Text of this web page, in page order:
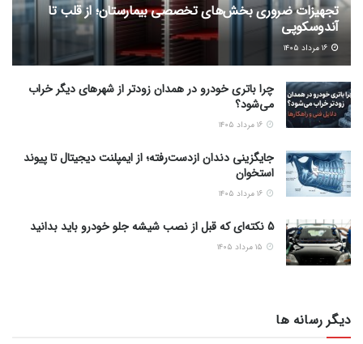
تجهیزات ضروری بخش‌های تخصصی بیمارستان؛ از قلب تا
آندوسکوپی
چرا باتری خودرو در همدان زودتر از شهرهای دیگر خراب
می‌شود؟
جایگزینی دندان ازدست‌رفته؛ از ایمپلنت دیجیتال تا پیوند
استخوان
5 نکته‌ای که قبل از نصب شیشه جلو خودرو باید بدانید
دیگر رسانه ها